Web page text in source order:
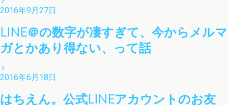
2016年9月27日
LINE＠の数字が凄すぎて、今からメルマ
ガとかあり得ない、って話
2016年6月18日
はちえん。公式LINEアカウントのお友